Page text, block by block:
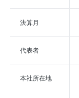
決算月
代表者
本社所在地